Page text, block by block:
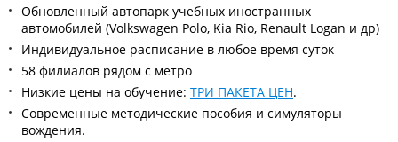
Обновленный автопарк учебных иностранных
автомобилей (Volkswagen Polo, Kia Rio, Renault Logan и др)
Индивидуальное расписание в любое время суток
58 филиалов рядом с метро
Низкие цены на обучение: ТРИ ПАКЕТА ЦЕН.
Современные методические пособия и симуляторы
вождения.